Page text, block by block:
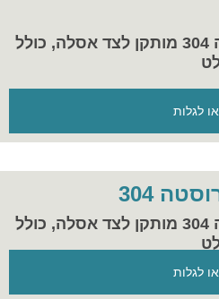
מאחז מתרומם מנירוסטה 304 מותקן לצד אסלה, כולל
לגלות
304
מאחז מתרומם מנירוסטה 304 מותקן לצד אסלה, כולל
לגלות